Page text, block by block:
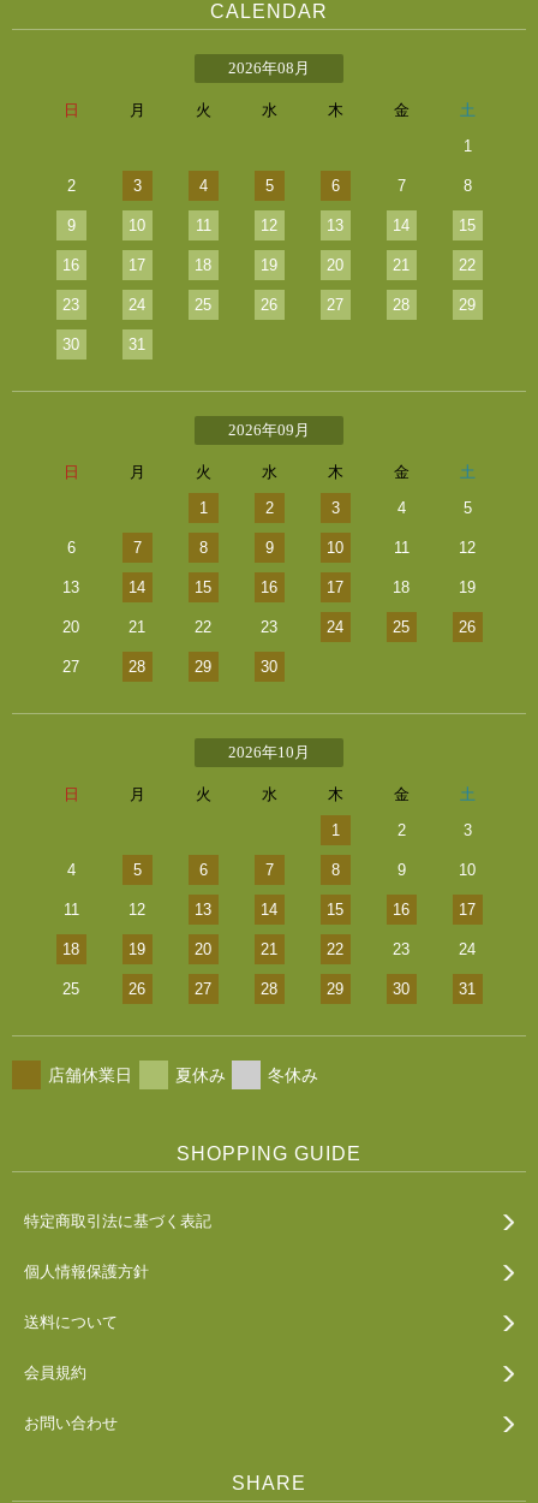
CALENDAR
2026年08月
日 月 火 水 木 金
土
1
2 3 4 5 6 7 8
9 10 11 12 13 14 15
16 17 18 19 20 21 22
23 24 25 26 27 28 29
30 31
2026年09月
日 月 火 水 木 金
土
1
2 3 4 5
6 7 8 9 10 11 12
13 14 15 16 17 18 19
20 21 22 23 24 25 26
27 28 29 30
2026年10月
日 月 火 水 木 金
土
1
2 3
4 5 6 7 8 9 10
11 12 13 14 15 16 17
18 19 20 21 22 23 24
25 26 27 28 29 30 31
店舗休業日 夏休み 冬休み
SHOPPING GUIDE
特定商取引法に基づく表記
個人情報保護方針
送料について
会員規約
お問い合わせ
SHARE